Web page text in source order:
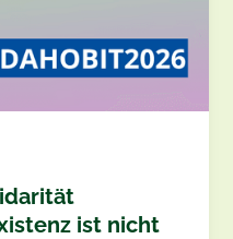
ist nicht